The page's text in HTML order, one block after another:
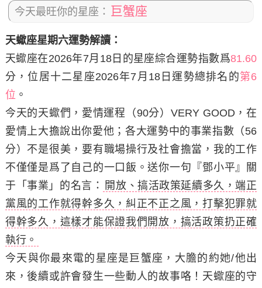
今天最旺你的星座： 巨蟹座
天蠍座星期六運勢解讀：
天蠍座在2026年7月18日 的星座綜合運勢指數爲81.60
分，位居十二星座2026年7月18日運勢總排名的第6
位 。
今天的天蠍們，愛情運程（90分）VERY GOOD，在
愛情上大擔說出你愛他；各大運勢中的事業指數（56
分）不是很美，要有職場操行及社會擔當，我的工作
不僅僅是爲了自己的一口飯。送你一句『鄧小平』關
于「事業」的名言：
開放、搞活政策延續多久，端正
黨風的工作就得幹多久，糾正不正之風，打擊犯罪就
得幹多久，這樣才能保證我們開放，搞活政策扔正確
執行。
今天與你最來電的星座是巨蟹座，大膽的約她/他出
來，後續或許會發生一些動人的故事咯！天蠍座的守